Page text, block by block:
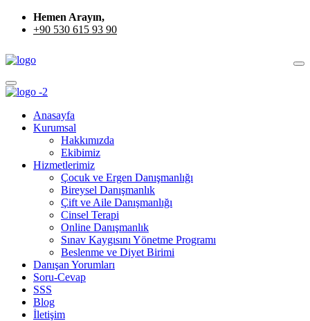
Hemen Arayın,
+90 530 615 93 90
Anasayfa
Kurumsal
Hakkımızda
Ekibimiz
Hizmetlerimiz
Çocuk ve Ergen Danışmanlığı
Bireysel Danışmanlık
Çift ve Aile Danışmanlığı
Cinsel Terapi
Online Danışmanlık
Sınav Kaygısını Yönetme Programı
Beslenme ve Diyet Birimi
Danışan Yorumları
Soru-Cevap
SSS
Blog
İletişim